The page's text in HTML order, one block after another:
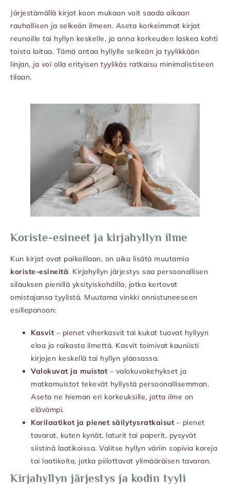
Järjestämällä kirjat koon mukaan voit saada aikaan
rauhallisen ja selkeän ilmeen. Aseta korkeimmat kirjat
reunoille tai hyllyn keskelle, ja anna korkeuden laskea kohti
toista laitaa. Tämä antaa hyllylle selkeän ja tyylikkään
linjan, ja voi olla erityisen tyylikäs ratkaisu minimalistiseen
tilaan.
Koriste-esineet ja kirjahyllyn ilme
Kun kirjat ovat paikoillaan, on aika lisätä muutamia
koriste-esineitä. Kirjahyllyn järjestys saa persoonallisen
silauksen pienillä yksityiskohdilla, jotka kertovat
omistajansa tyylistä. Muutama vinkki onnistuneeseen
esillepanoon:
Kasvit – pienet viherkasvit tai kukat tuovat hyllyyn
eloa ja raikasta ilmettä. Kasvit toimivat kauniisti
kirjojen keskellä tai hyllyn yläosassa.
Valokuvat ja muistot – valokuvakehykset ja
matkamuistot tekevät hyllystä persoonallisemman.
Aseta ne hieman eri korkeuksille, jotta ilme on
elävämpi.
Korilaatikot ja pienet säilytysratkaisut – pienet
tavarat, kuten kynät, laturit tai paperit, pysyvät
siistinä laatikoissa. Valitse hyllyn väriin sopivia koreja
tai laatikoita, jotka piilottavat ylimääräisen tavaran.
Kirjahyllyn järjestys ja kodin tyyli